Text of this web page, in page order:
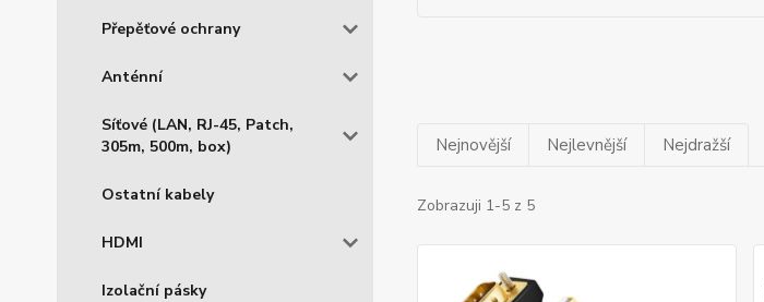
Přepěťové ochrany
Anténní
Síťové (LAN, RJ-45, Patch,
305m, 500m, box)
Ostatní kabely
HDMI
Izolační pásky
Nejnovější Nejlevnější Nejdražší
Zobrazuji 1-5 z 5